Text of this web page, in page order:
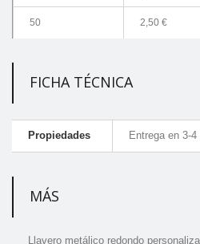
50 2,50 €
FICHA TÉCNICA
Propiedades Entrega en 3-4
MÁS
Llavero metálico redondo